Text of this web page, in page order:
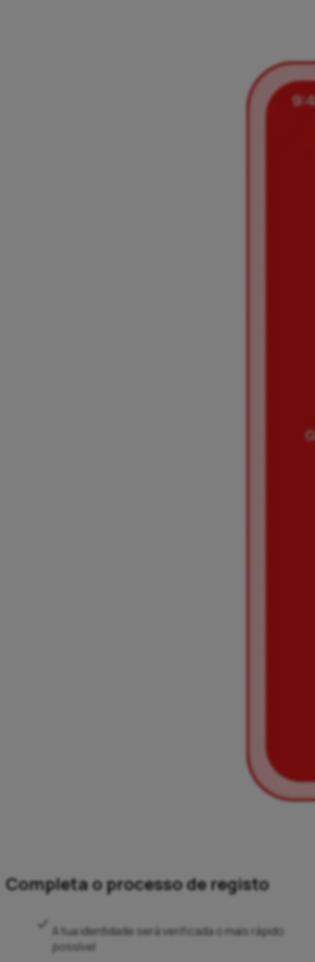
Completa o processo de registo
A tua identidade será verificada o mais rápido
possível